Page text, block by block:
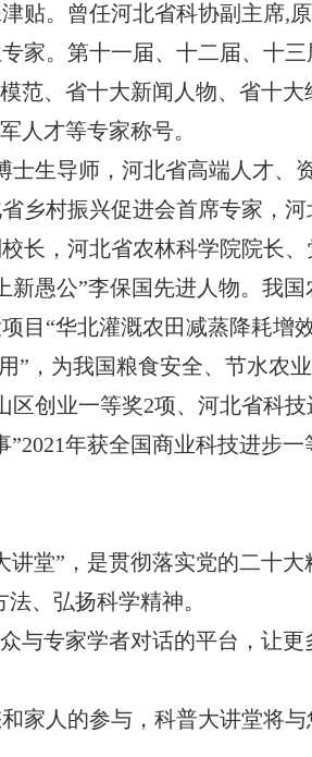
贴。曾任河北省科协副主席,
家。第十一届、十二届、十
范、省十大新闻人物、省十大
人才等专家称号。
生导师，河北省高端人才、
乡村振兴促进会首席专家，
长，河北省农林科学院院长
愚公”李保国先进人物。我
目“华北灌溉农田减蒸降耗增
”，为我国粮食安全、节水农
创业一等奖2项、河北省科
年获全国商业科技进步一
堂”，是贯彻落实党的二十大
、弘扬科学精神。
与专家学者对话的平台，让
家人的参与，科普大讲堂将